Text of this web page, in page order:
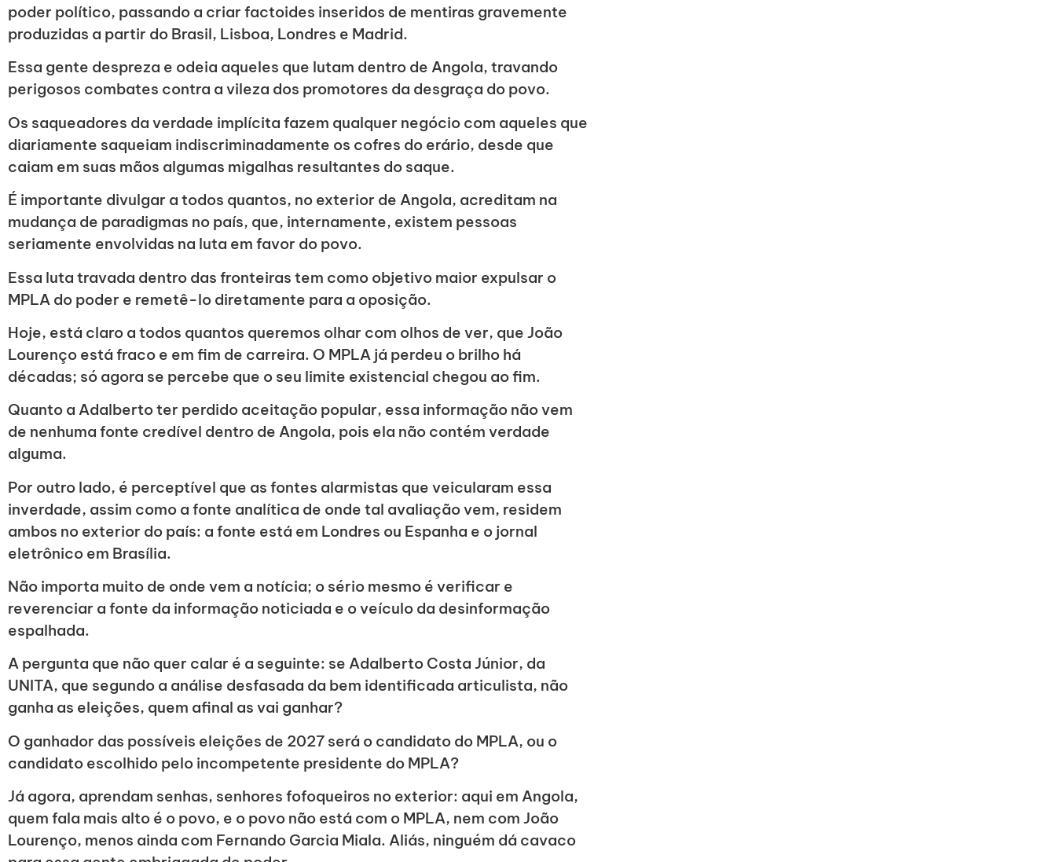
poder político, passando a criar factoides inseridos de mentiras gravemente
produzidas a partir do Brasil, Lisboa, Londres e Madrid.
Essa gente despreza e odeia aqueles que lutam dentro de Angola, travando
perigosos combates contra a vileza dos promotores da desgraça do povo.
Os saqueadores da verdade implícita fazem qualquer negócio com aqueles que
diariamente saqueiam indiscriminadamente os cofres do erário, desde que
caiam em suas mãos algumas migalhas resultantes do saque.
É importante divulgar a todos quantos, no exterior de Angola, acreditam na
mudança de paradigmas no país, que, internamente, existem pessoas
seriamente envolvidas na luta em favor do povo.
Essa luta travada dentro das fronteiras tem como objetivo maior expulsar o
MPLA do poder e remetê-lo diretamente para a oposição.
Hoje, está claro a todos quantos queremos olhar com olhos de ver, que João
Lourenço está fraco e em fim de carreira. O MPLA já perdeu o brilho há
décadas; só agora se percebe que o seu limite existencial chegou ao fim.
Quanto a Adalberto ter perdido aceitação popular, essa informação não vem
de nenhuma fonte credível dentro de Angola, pois ela não contém verdade
alguma.
Por outro lado, é perceptível que as fontes alarmistas que veicularam essa
inverdade, assim como a fonte analítica de onde tal avaliação vem, residem
ambos no exterior do país: a fonte está em Londres ou Espanha e o jornal
eletrônico em Brasília.
Não importa muito de onde vem a notícia; o sério mesmo é verificar e
reverenciar a fonte da informação noticiada e o veículo da desinformação
espalhada.
A pergunta que não quer calar é a seguinte: se Adalberto Costa Júnior, da
UNITA, que segundo a análise desfasada da bem identificada articulista, não
ganha as eleições, quem afinal as vai ganhar?
O ganhador das possíveis eleições de 2027 será o candidato do MPLA, ou o
candidato escolhido pelo incompetente presidente do MPLA?
Já agora, aprendam senhas, senhores fofoqueiros no exterior: aqui em Angola,
quem fala mais alto é o povo, e o povo não está com o MPLA, nem com João
Lourenço, menos ainda com Fernando Garcia Miala. Aliás, ninguém dá cavaco